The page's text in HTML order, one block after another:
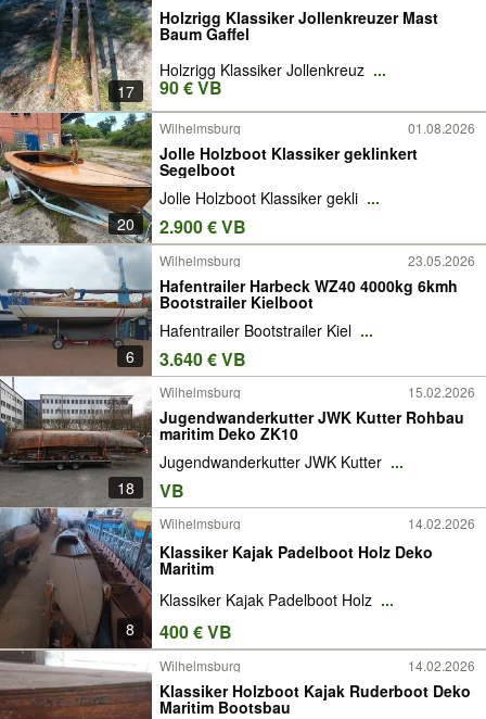
17
Holzrigg Klassiker Jollenkreuzer Mast
Baum Gaffel
Holzrigg Klassiker Jollenkreuz ...
90 € VB
20
Wilhelmsburg 01.08.2026
Jolle Holzboot Klassiker geklinkert
Segelboot
Jolle Holzboot Klassiker gekli ...
2.900 € VB
6
Wilhelmsburg 23.05.2026
Hafentrailer Harbeck WZ40 4000kg 6kmh
Bootstrailer Kielboot
Hafentrailer Bootstrailer Kiel ...
3.640 € VB
18
Wilhelmsburg 15.02.2026
Jugendwanderkutter JWK Kutter Rohbau
maritim Deko ZK10
Jugendwanderkutter JWK Kutter ...
VB
8
Wilhelmsburg 14.02.2026
Klassiker Kajak Padelboot Holz Deko
Maritim
Klassiker Kajak Padelboot Holz ...
400 € VB
Wilhelmsburg 14.02.2026
Klassiker Holzboot Kajak Ruderboot Deko
Maritim Bootsbau